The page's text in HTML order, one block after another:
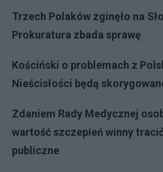
Trzech Polaków zginęło na
Prokuratura zbada sprawę
Kościński o problemach z
Nieścisłości będą
Zdaniem Rady Medycznej
wartość szczepień winny
publiczne